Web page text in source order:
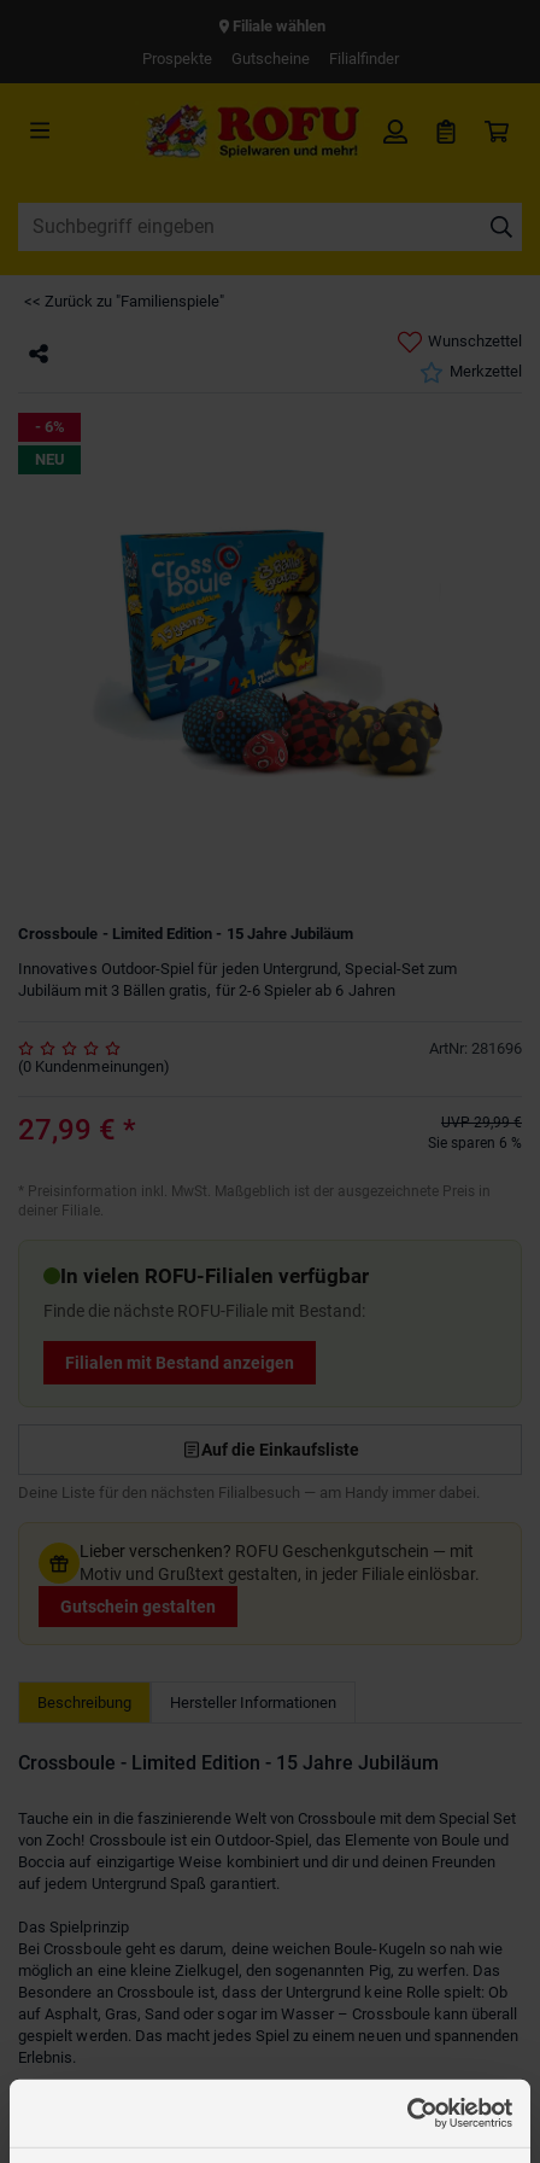
Filiale wählen
Prospekte
Gutscheine Filialfinder
<< Zurück zu "Familienspiele"
Wunschzettel
Merkzettel
- 6%
NEU
Crossboule - Limited Edition - 15 Jahre Jubiläum
Innovatives Outdoor-Spiel für jeden Untergrund, Special-Set zum
Jubiläum mit 3 Bällen gratis, für 2-6 Spieler ab 6 Jahren
ArtNr: 281696
(0 Kundenmeinungen)
27,99 € * UVP 29,99 €
Sie sparen 6 %
* Preisinformation inkl. MwSt. Maßgeblich ist der ausgezeichnete Preis in
deiner Filiale.
In vielen ROFU-Filialen verfügbar
Finde die nächste ROFU-Filiale mit Bestand:
Filialen mit Bestand anzeigen
Auf die Einkaufsliste
Deine Liste für den nächsten Filialbesuch — am Handy immer dabei.
Lieber verschenken? ROFU Geschenkgutschein — mit
Motiv und Grußtext gestalten, in jeder Filiale einlösbar.
Gutschein gestalten
Beschreibung Hersteller Informationen
Crossboule - Limited Edition - 15 Jahre Jubiläum
Tauche ein in die faszinierende Welt von Crossboule mit dem Special Set
von Zoch! Crossboule ist ein Outdoor-Spiel, das Elemente von Boule und
Boccia auf einzigartige Weise kombiniert und dir und deinen Freunden
auf jedem Untergrund Spaß garantiert.
Das Spielprinzip
Bei Crossboule geht es darum, deine weichen Boule-Kugeln so nah wie
möglich an eine kleine Zielkugel, den sogenannten Pig, zu werfen. Das
Besondere an Crossboule ist, dass der Untergrund keine Rolle spielt: Ob
auf Asphalt, Gras, Sand oder sogar im Wasser – Crossboule kann überall
gespielt werden. Das macht jedes Spiel zu einem neuen und spannenden
Erlebnis.
Das Crossboule Special Set bietet dir alles, was du für den sofortigen